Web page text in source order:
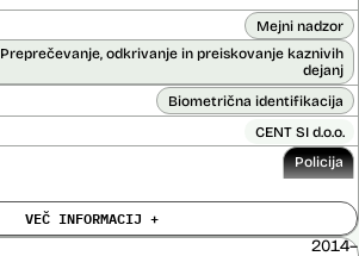
Mejni nadzor
Preprečevanje, odkrivanje in preiskovanje kaznivih
dejanj
Biometrična identifikacija
CENT SI d.o.o.
Policija
136.701,00 € z DDV
VEČ INFORMACIJ +
2014–